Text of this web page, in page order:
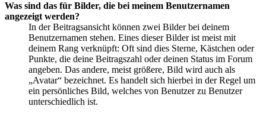
Was sind das für Bilder, die bei meinem Benutzernamen
angezeigt werden?
In der Beitragsansicht können zwei Bilder bei deinem
Benutzernamen stehen. Eines dieser Bilder ist meist mit
deinem Rang verknüpft: Oft sind dies Sterne, Kästchen oder
Punkte, die deine Beitragszahl oder deinen Status im Forum
angeben. Das andere, meist größere, Bild wird auch als
„Avatar“ bezeichnet. Es handelt sich hierbei in der Regel um
ein persönliches Bild, welches von Benutzer zu Benutzer
unterschiedlich ist.